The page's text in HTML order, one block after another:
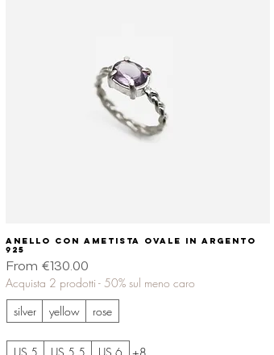
Quick View
Anello con ametista ovale in argento
925
From €130.00
Sale Price
Acquista 2 prodotti - 50% sul meno caro
silver
yellow rose